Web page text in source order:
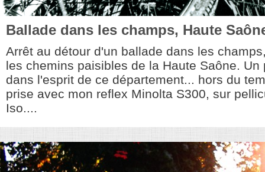
Ballade dans les champs, Haute
Arrêt au détour d'un ballade dans les
les chemins paisibles de la Haute Saône.
dans l'esprit de ce département... hors du
prise avec mon reflex Minolta S300, sur
Iso....